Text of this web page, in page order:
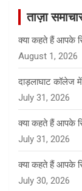
ताज़ा
क्या कहते हैं आपके
August 1, 2026
दाड़लाघाट कॉलेज
July 31, 2026
क्या कहते हैं आपके
July 31, 2026
क्या कहते हैं आपके
July 30, 2026